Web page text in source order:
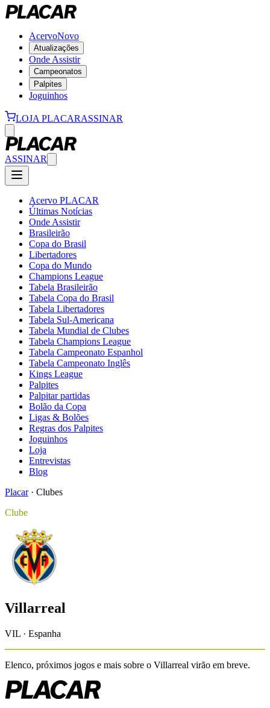
AcervoNovo
Atualizações
Onde Assistir
Campeonatos
Palpites
Joguinhos
LOJA PLACARASSINAR
ASSINAR
Acervo PLACAR
Últimas Notícias
Onde Assistir
Brasileirão
Copa do Brasil
Libertadores
Copa do Mundo
Champions League
Tabela Brasileirão
Tabela Copa do Brasil
Tabela Libertadores
Tabela Sul-Americana
Tabela Mundial de Clubes
Tabela Champions League
Tabela Campeonato Espanhol
Tabela Campeonato Inglês
Kings League
Palpites
Palpitar partidas
Bolão da Copa
Ligas & Bolões
Regras dos Palpites
Joguinhos
Loja
Entrevistas
Blog
Placar · Clubes
Clube
Villarreal
VIL · Espanha
Elenco, próximos jogos e mais sobre o Villarreal virão em breve.